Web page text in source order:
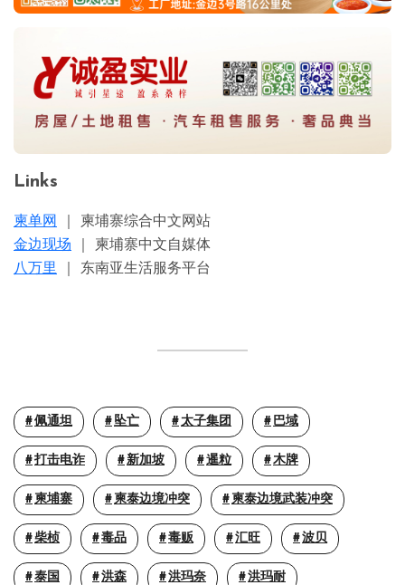
Links
柬单网
｜ 柬埔寨综合中文网站
金边现场 ｜ 柬埔寨中文自媒体
八万里
｜ 东南亚生活服务平台
佩通坦 坠亡 太子集团 巴域
打击电诈 新加坡 暹粒 木牌
柬埔寨 柬泰边境冲突 柬泰边境武装冲突
柴桢 毒品 毒贩 汇旺 波贝
泰国 洪森 洪玛奈 洪玛耐